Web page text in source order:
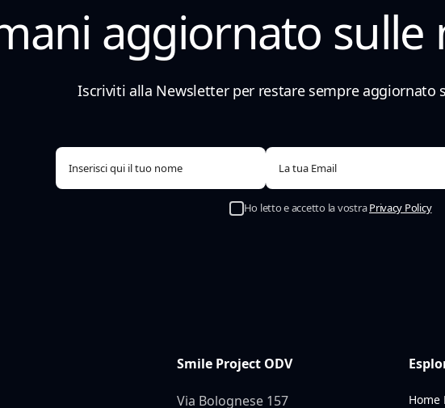
aggiornato sulle
Iscriviti alla Newsletter per restare sempre aggiornato
Ho letto e accetto la vostraPrivacy Policy
Smile Project ODV
Via Bolognese 157 Home